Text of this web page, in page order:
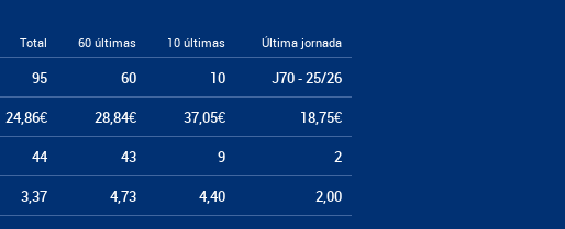
Total 60 últimas 10 últimas Última jornada
95 60 10 J70 - 25/26
24,86€ 28,84€ 37,05€ 18,75€
44 43 9 2
3,37 4,73 4,40 2,00